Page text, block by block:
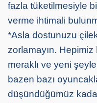
fazla tüketilmesiyle
verme ihtimali
*Asla dostunuzu
zorlamayın.
meraklı ve yeni
bazen bazı
düşündüğümüz